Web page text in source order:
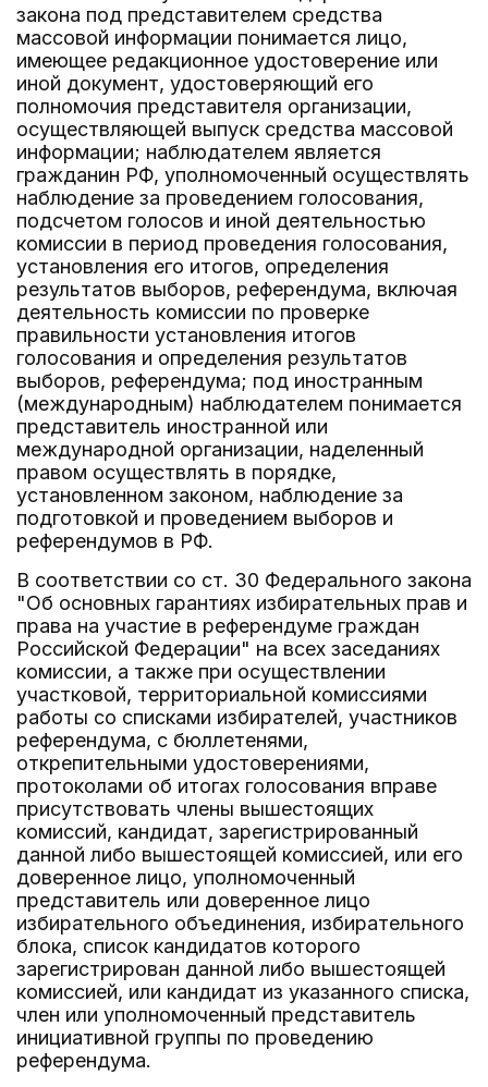
закона под представителем средства
массовой информации понимается лицо,
имеющее редакционное удостоверение или
иной документ, удостоверяющий его
полномочия представителя организации,
осуществляющей выпуск средства массовой
информации; наблюдателем является
гражданин РФ, уполномоченный осуществлять
наблюдение за проведением голосования,
подсчетом голосов и иной деятельностью
комиссии в период проведения голосования,
установления его итогов, определения
результатов выборов, референдума, включая
деятельность комиссии по проверке
правильности установления итогов
голосования и определения результатов
выборов, референдума; под иностранным
(международным) наблюдателем понимается
представитель иностранной или
международной организации, наделенный
правом осуществлять в порядке,
установленном законом, наблюдение за
подготовкой и проведением выборов и
референдумов в РФ.
В соответствии со ст. 30 Федерального закона
"Об основных гарантиях избирательных прав и
права на участие в референдуме граждан
Российской Федерации" на всех заседаниях
комиссии, а также при осуществлении
участковой, территориальной комиссиями
работы со списками избирателей, участников
референдума, с бюллетенями,
открепительными удостоверениями,
протоколами об итогах голосования вправе
присутствовать члены вышестоящих
комиссий, кандидат, зарегистрированный
данной либо вышестоящей комиссией, или его
доверенное лицо, уполномоченный
представитель или доверенное лицо
избирательного объединения, избирательного
блока, список кандидатов которого
зарегистрирован данной либо вышестоящей
комиссией, или кандидат из указанного списка,
член или уполномоченный представитель
инициативной группы по проведению
референдума.